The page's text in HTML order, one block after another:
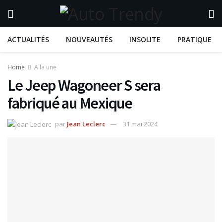
ACTUALITÉS NOUVEAUTÉS INSOLITE PRATIQUE
Home A la une
Le Jeep Wagoneer S sera
fabriqué au Mexique
par Jean Leclerc 31 mai 2024